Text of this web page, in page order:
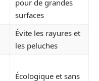
pour de grandes
surfaces
Évite les rayures et
les peluches
Écologique et sans